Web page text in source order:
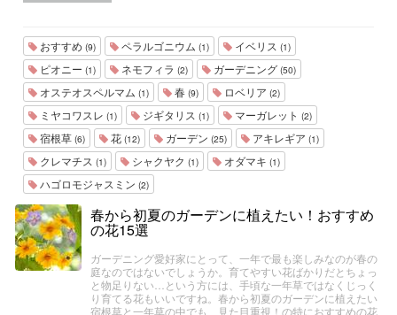
おすすめ (9) ペラルゴニウム (1) イベリス (1)
ピオニー (1) ネモフィラ (2) ガーデニング (50)
オステオスペルマム (1) 春 (9) ロベリア (2)
ミヤコワスレ (1) ジギタリス (1) マーガレット (2)
宿根草 (6) 花 (12) ガーデン (25) アキレギア (1)
クレマチス (1) シャクヤク (1) オダマキ (1)
ハゴロモジャスミン (2)
春から初夏のガーデンに植えたい！おすすめ
の花15選
ガーデニング愛好家にとって、一年で最も楽しみなのが春の
庭なのではないでしょうか。育てやすい花ばかりだとちょっ
と物足りない…という方には、手頃な一年草ではなくじっく
り育てる花もいいですね。春から初夏のガーデンに植えたい
宿根草と一年草の中でも、見た目重視！の特におすすめの花